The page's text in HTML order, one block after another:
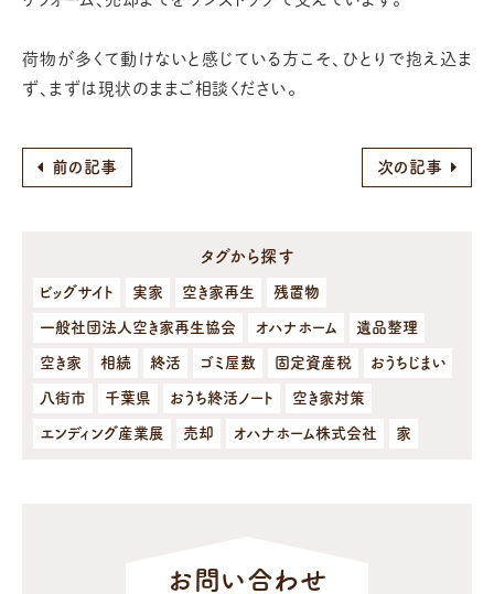
荷物が多くて動けないと感じている方こそ、ひとりで抱え込ま
ず、まずは現状のままご相談ください。
前の記事 次の記事
タグから探す
ビッグサイト 実家 空き家再生 残置物
一般社団法人空き家再生協会 オハナホーム 遺品整理
空き家 相続 終活 ゴミ屋敷 固定資産税 おうちじまい
八街市 千葉県 おうち終活ノート 空き家対策
エンディング産業展 売却 オハナホーム株式会社 家
お問い合わせ